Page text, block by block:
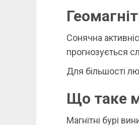
Сонячна
прогнозується
Для більшості
Що таке
Магнітні бурі